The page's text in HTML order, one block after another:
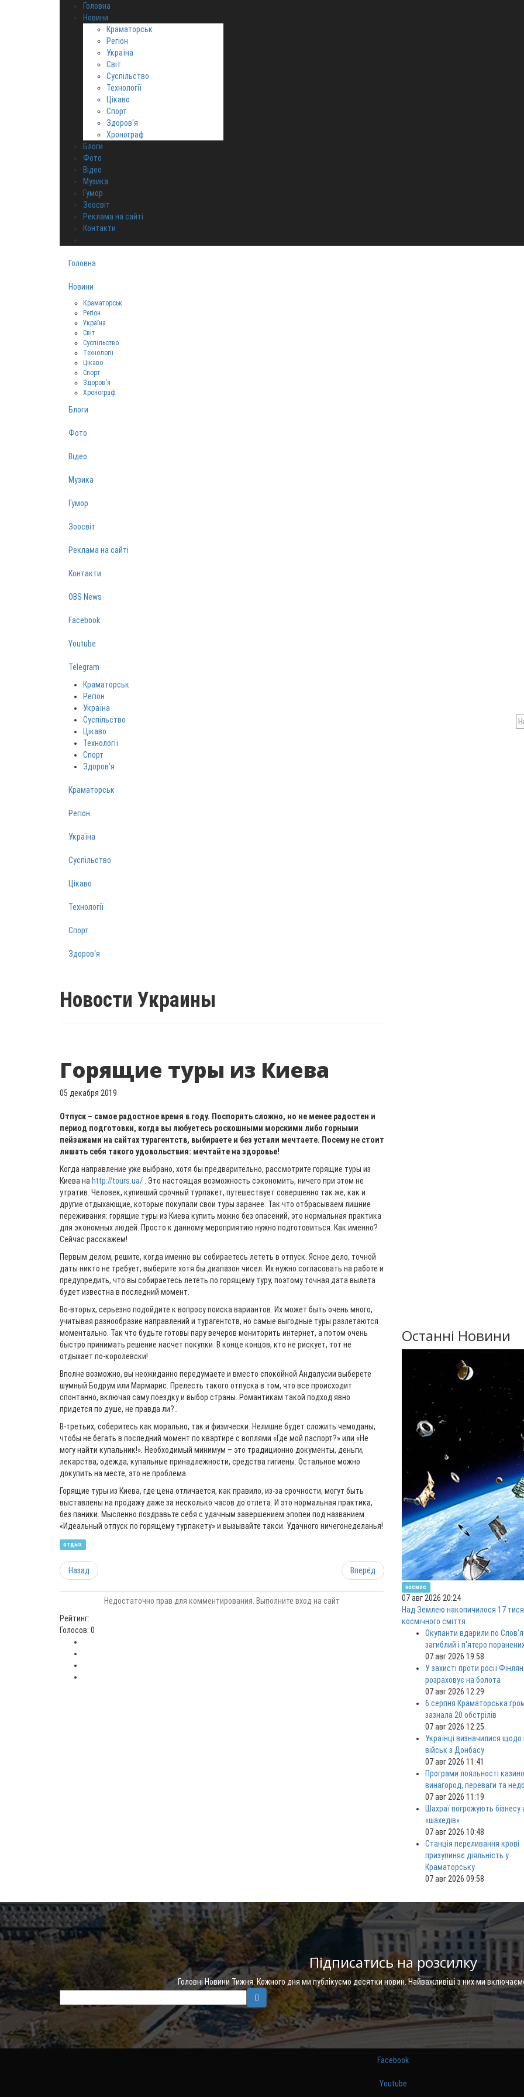
Головна
Новини
Краматорськ
Регіон
Україна
Світ
Суспільство
Технології
Цікаво
Спорт
Здоров‘я
Хронограф
Блоги
Фото
Відео
Музика
Гумор
Зоосвіт
Реклама на сайті
Контакти
Головна
Новини
Краматорськ
Регіон
Україна
Світ
Суспільство
Технології
Цікаво
Спорт
Здоров‘я
Хронограф
Блоги
Фото
Відео
Музика
Гумор
Зоосвіт
Реклама на сайті
Контакти
OBS News
Facebook
Youtube
Telegram
Краматорськ
Регіон
Україна
Суспільство
Цікаво
Технології
Спорт
Здоров‘я
Краматорськ
Регіон
Україна
Суспільство
Цікаво
Технології
Спорт
Здоров‘я
Новости Украины
Горящие туры из Киева
05 декабря 2019
Отпуск – самое радостное время в году. Поспорить сложно, но не менее радостен и
период подготовки, когда вы любуетесь роскошными морскими либо горными
пейзажами на сайтах турагентств, выбираете и без устали мечтаете. Посему не стоит
лишать себя такого удовольствия: мечтайте на здоровье!
Когда направление уже выбрано, хотя бы предварительно, рассмотрите горящие туры из
Киева на http://tours.ua/ . Это настоящая возможность сэкономить, ничего при этом не
утратив. Человек, купивший срочный турпакет, путешествует совершенно так же, как и
другие отдыхающие, которые покупали свои туры заранее. Так что отбрасываем лишние
переживания: горящие туры из Киева купить можно без опасений, это нормальная практика
для экономных людей. Просто к данному мероприятию нужно подготовиться. Как именно?
Сейчас расскажем!
Первым делом, решите, когда именно вы собираетесь лететь в отпуск. Ясное дело, точной
даты никто не требует, выберите хотя бы диапазон чисел. Их нужно согласовать на работе и
предупредить, что вы собираетесь лететь по горящему туру, поэтому точная дата вылета
будет известна в последний момент.
Во-вторых, серьезно подойдите к вопросу поиска вариантов. Их может быть очень много,
учитывая разнообразие направлений и турагентств, но самые выгодные туры разлетаются
моментально. Так что будьте готовы пару вечеров мониторить интернет, а потом очень
быстро принимать решение насчет покупки. В конце концов, кто не рискует, тот не
отдыхает по-королевски!
Вполне возможно, вы неожиданно передумаете и вместо спокойной Андалусии выберете
шумный Бодрум или Мармарис. Прелесть такого отпуска в том, что все происходит
спонтанно, включая саму поездку и выбор страны. Романтикам такой подход явно
придется по душе, не правда ли?..
В-третьих, соберитесь как морально, так и физически. Нелишне будет сложить чемоданы,
чтобы не бегать в последний момент по квартире с воплями «Где мой паспорт?» или «Не
могу найти купальник!». Необходимый минимум – это традиционно документы, деньги,
лекарства, одежда, купальные принадлежности, средства гигиены. Остальное можно
докупить на месте, это не проблема.
Горящие туры из Киева, где цена отличается, как правило, из-за срочности, могут быть
выставлены на продажу даже за несколько часов до отлета. И это нормальная практика,
без паники. Мысленно поздравьте себя с удачным завершением эпопеи под названием
«Идеальный отпуск по горящему турпакету» и вызывайте такси. Удачного ничегонеделанья!
отдых
Назад Вперёд
Недостаточно прав для комментирования. Выполните вход на сайт
Рейтинг:
Голосов: 0
Останні Новини
космос
07 авг 2026 20:24
Над Землею накопичилося 17
космічного сміття
Окупанти вдарили по
загиблий і п'ятеро
07 авг 2026 19:58
У захисті проти росії
розраховує на болота
07 авг 2026 12:29
6 серпня Краматорська
зазнала 20 обстрілів
07 авг 2026 12:25
Українці визначилися щодо
військ з Донбасу
07 авг 2026 11:41
Програми лояльності
винагород, переваги та
07 авг 2026 11:19
Шахраї погрожують бізнесу
«шахедів»
07 авг 2026 10:48
Станція переливання крові
призупиняє діяльність у
Краматорську
07 авг 2026 09:58
Підписатись на розсилку
Головні Новини Тижня. Кожного дня ми публікуємо десятки новин. Найважливіші з них ми
Facebook
Youtube